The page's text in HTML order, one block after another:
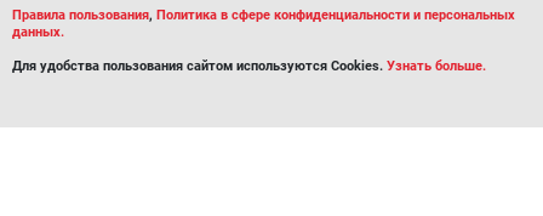
Правила пользования, Политика в сфере конфиденциальности и персональных
данных.
Для удобства пользования сайтом используются Cookies. Узнать больше.